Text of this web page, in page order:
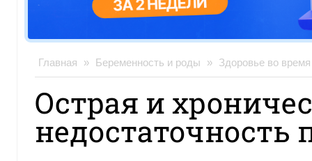
Главная » Беременность и роды » Здоровье во
Острая и
недостаточность